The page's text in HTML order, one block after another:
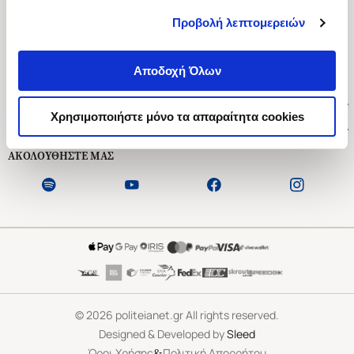
Προβολή λεπτομερειών
Αποδοχή Όλων
Χρησιμοποιήστε μόνο τα απαραίτητα cookies
Ασκληπιού 1-3, Αθήνα 106 79
Δευτέρα - Παρασκευή 09:00-21:00
Εξυπηρέτηση Πελατών
ΑΚΟΛΟΥΘΗΣΤΕ ΜΑΣ
©2026 politeianet.gr All rights reserved.
Designed & Developed bySleed